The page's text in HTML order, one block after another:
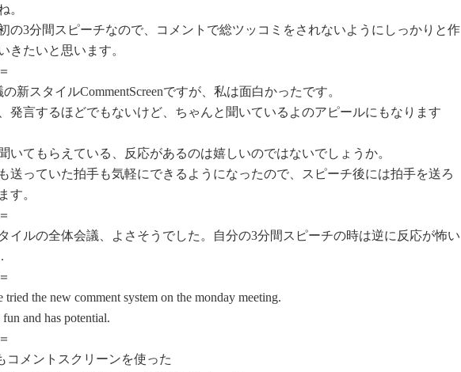
。
の3分間スピーチなので、コメントで総ツッコミをされないようにしっかりと作
きたいと思います。
新スタイルCommentScreenですが、私は面白かったです。
発言するほどでもないけど、ちゃんと聞いているよのアピールにもなります
いてもらえている、反応があるのは嬉しいのではないでしょうか。
送っていた拍手も気軽にできるようになったので、スピーチ後には拍手を送ろ
す。
イルの全体会議、よさそうでした。自分の3分間スピーチの時は逆に反応が怖い
tried the new comment system on the monday meeting.
and has potential.
コメントスクリーンを使った